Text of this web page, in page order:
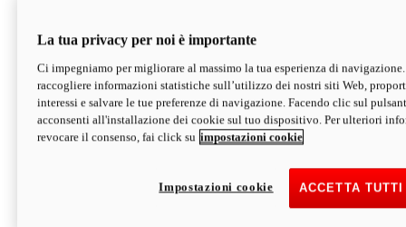
V2 SP
Hypermotard V2 SP
120,4 CVPotenza
94 NmCoppia
177 kgPeso in ordine di marcia
senza carburante
Depotenziata 35 kW: 18.890 € i
configura scopri di più
La tua privacy per noi è importante
Ci impegniamo per migliorare al massimo la tua esperienza di
raccogliere informazioni statistiche sull’utilizzo dei nostri siti Web,
interessi e salvare le tue preferenze di navigazione. Facendo clic sul
acconsenti all'installazione dei cookie sul tuo dispositivo. Per ulteriori
revocare il consenso, fai click su impostazioni cookie
ACCETTA
Impostazioni cookie